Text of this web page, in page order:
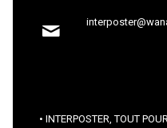
INTERPOSTER, TOUT